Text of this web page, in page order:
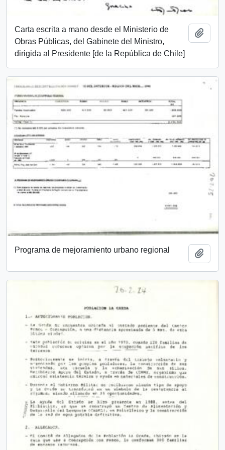
Carta escrita a mano desde el Ministerio de
Obras Públicas, del Gabinete del Ministro,
dirigida al Presidente [de la República de Chile]
Programa de mejoramiento urbano regional